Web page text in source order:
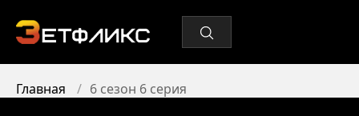
Главная 6 сезон 6 серия